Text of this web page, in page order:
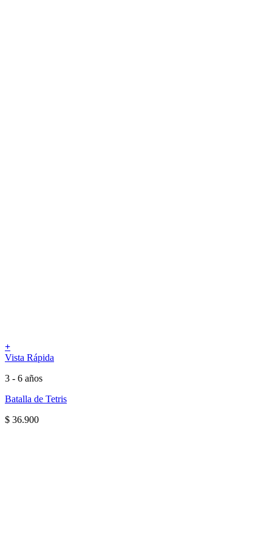
+
Vista Rápida
3 - 6 años
Batalla de Tetris
$ 36.900